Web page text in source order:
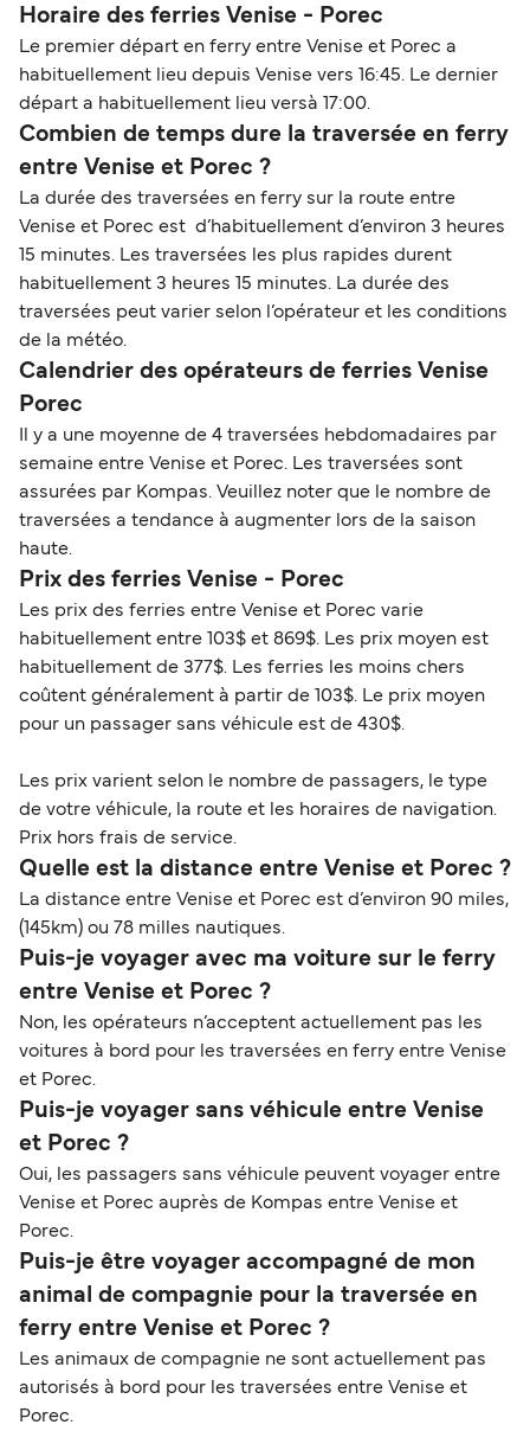
Horaire des ferries Venise - Porec
Le premier départ en ferry entre Venise et Porec a
habituellement lieu depuis Venise vers 16:45. Le dernier
départ a habituellement lieu versà 17:00.
Combien de temps dure la traversée en ferry
entre Venise et Porec ?
La durée des traversées en ferry sur la route entre
Venise et Porec est d’habituellement d’environ 3 heures
15 minutes. Les traversées les plus rapides durent
habituellement 3 heures 15 minutes. La durée des
traversées peut varier selon l’opérateur et les conditions
de la météo.
Calendrier des opérateurs de ferries Venise
Porec
Il y a une moyenne de 4 traversées hebdomadaires par
semaine entre Venise et Porec. Les traversées sont
assurées par Kompas. Veuillez noter que le nombre de
traversées a tendance à augmenter lors de la saison
haute.
Prix des ferries Venise - Porec
Les prix des ferries entre Venise et Porec varie
habituellement entre 103$ et 869$. Les prix moyen est
habituellement de 377$. Les ferries les moins chers
coûtent généralement à partir de 103$. Le prix moyen
pour un passager sans véhicule est de 430$.
Les prix varient selon le nombre de passagers, le type
de votre véhicule, la route et les horaires de navigation.
Prix hors frais de service.
Quelle est la distance entre Venise et Porec ?
La distance entre Venise et Porec est d’environ 90 miles,
(145km) ou 78 milles nautiques.
Puis-je voyager avec ma voiture sur le ferry
entre Venise et Porec ?
Non, les opérateurs n’acceptent actuellement pas les
voitures à bord pour les traversées en ferry entre Venise
et Porec.
Puis-je voyager sans véhicule entre Venise
et Porec ?
Oui, les passagers sans véhicule peuvent voyager entre
Venise et Porec auprès de Kompas entre Venise et
Porec.
Puis-je être voyager accompagné de mon
animal de compagnie pour la traversée en
ferry entre Venise et Porec ?
Les animaux de compagnie ne sont actuellement pas
autorisés à bord pour les traversées entre Venise et
Porec.